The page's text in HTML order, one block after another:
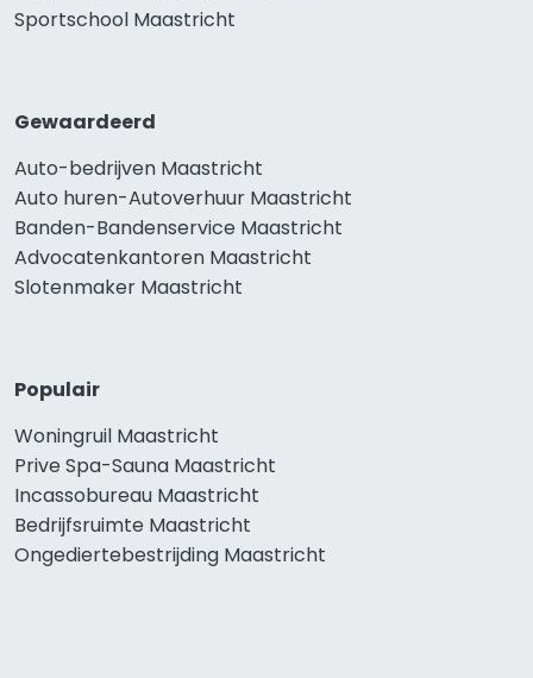
Sportschool Maastricht
Gewaardeerd
Auto-bedrijven Maastricht
Auto huren-Autoverhuur Maastricht
Banden-Bandenservice Maastricht
Advocatenkantoren Maastricht
Slotenmaker Maastricht
Populair
Woningruil Maastricht
Prive Spa-Sauna Maastricht
Incassobureau Maastricht
Bedrijfsruimte Maastricht
Ongediertebestrijding Maastricht